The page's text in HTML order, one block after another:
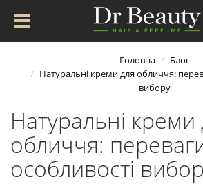
Головна
Блог
Натуральні креми для обличчя:
вибору
Натуральні креми
обличчя:
особливості